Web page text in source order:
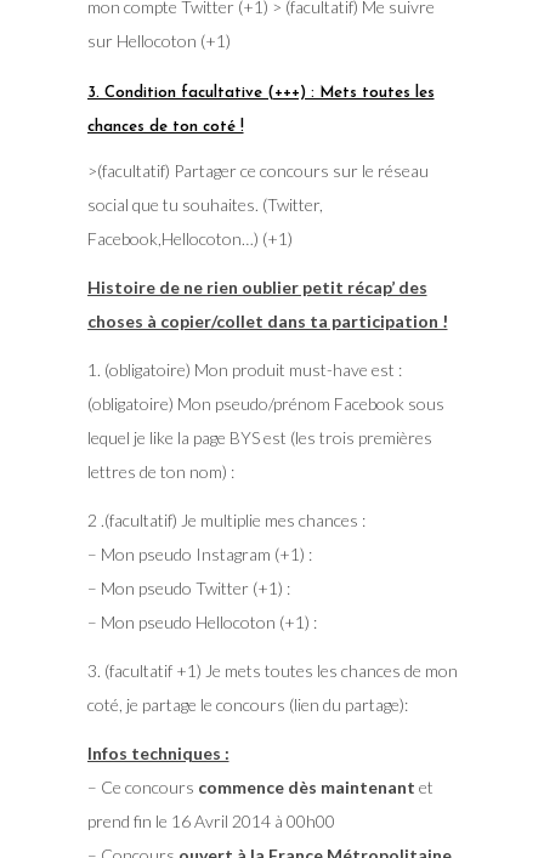
mon compte Twitter (+1) > (facultatif) Me suivre
sur Hellocoton (+1)
3. Condition facultative (+++) : Mets toutes les
chances de ton coté !
>(facultatif) Partager ce concours sur le réseau
social que tu souhaites. (Twitter,
Facebook,Hellocoton…) (+1)
Histoire de ne rien oublier petit récap’ des
choses à copier/collet dans ta participation !
1. (obligatoire) Mon produit must-have est :
(obligatoire) Mon pseudo/prénom Facebook sous
lequel je like la page BYS est (les trois premières
lettres de ton nom) :
2 .(facultatif) Je multiplie mes chances :
– Mon pseudo Instagram (+1) :
– Mon pseudo Twitter (+1) :
– Mon pseudo Hellocoton (+1) :
3. (facultatif +1) Je mets toutes les chances de mon
coté, je partage le concours (lien du partage):
Infos techniques :
– Ce concours commence dès maintenant et
prend fin le 16 Avril 2014 à 00h00